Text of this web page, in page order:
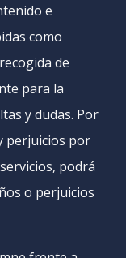
e
como
de
para la
y dudas. Por
perjuicios por
podrá
o perjuicios